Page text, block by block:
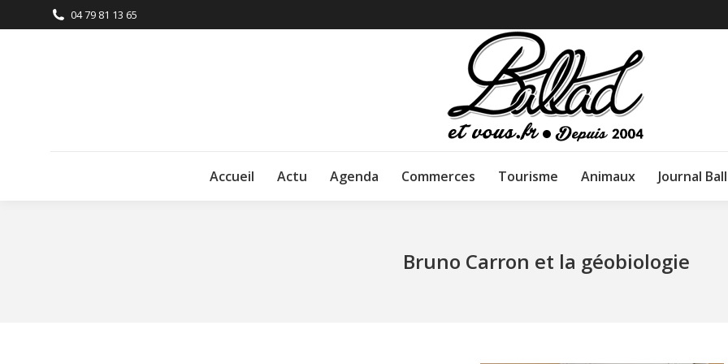
04 79 81 13 65
Accueil Actu Agenda Commerces Tourisme Animaux Journal
Bruno Carron et la géobiologie